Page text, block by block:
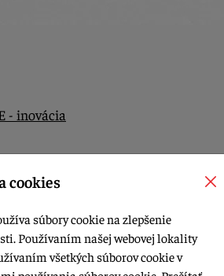
- inovácia
cookies
súbory cookie na zlepšenie
Používaním našej webovej lokality
všetkých súborov cookie v